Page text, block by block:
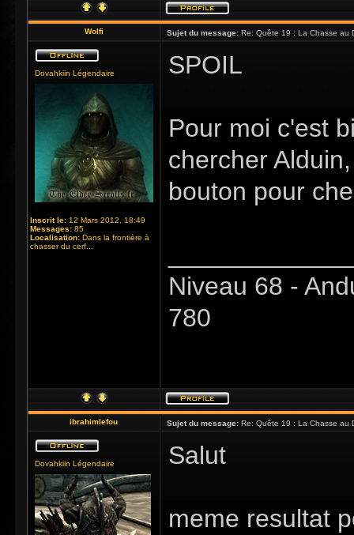
Wolfi Sujet du message: Re: Quête 19 : La Chasse au
Dovahkiin Légendaire
Inscrit le: 12 Mars 2012, 18:49
Messages: 85
Localisation: Dans la frontière à
chasser du cerf...
SPOIL
Pour moi c'est
chercher
bouton pour
Niveau 68 -
780
ibrahimlefou Sujet du message: Re: Quête 19 : La Chasse au
Dovahkiin Légendaire Salut
meme resultat